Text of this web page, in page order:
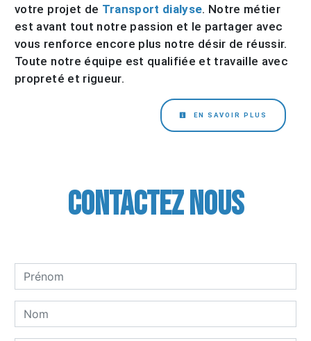
votre projet de Transport dialyse. Notre métier
est avant tout notre passion et le partager avec
vous renforce encore plus notre désir de réussir.
Toute notre équipe est qualifiée et travaille avec
propreté et rigueur.
EN SAVOIR PLUS
Contactez nous